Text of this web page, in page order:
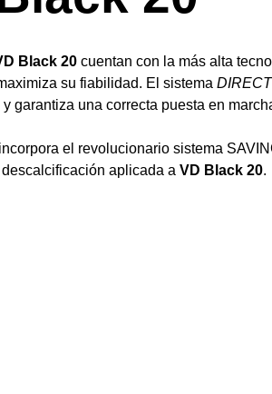
Black 20 cuentan con la más alta
su fiabilidad. El sistema
garantiza una correcta puesta en
incorpora el revolucionario sistema
aplicada a VD Black 20.